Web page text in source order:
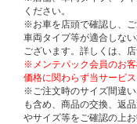
ください。
※お車を店頭で確認し、ご
車両タイプ等が適合しな
ございます。詳しくは、
※メンテパック会員のお
価格に関わらず当サービス
※ご注文時のサイズ間違
も含め、商品の交換、返
やサイズ等をご確認の上